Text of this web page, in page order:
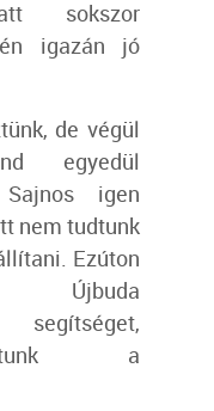
sokszor
igazán jó
de végül
egyedül
igen
nem tudtunk
Ezúton
segítséget,
a